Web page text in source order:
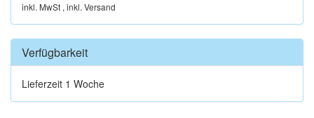
inkl. MwSt , inkl. Versand
Verfügbarkeit
Lieferzeit 1 Woche